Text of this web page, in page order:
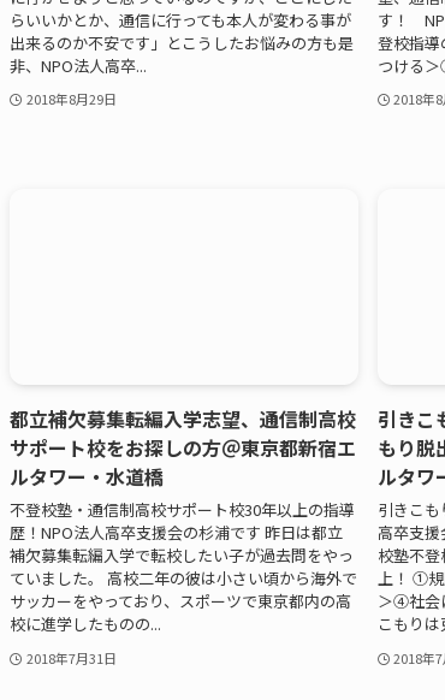
らいいかとか、通信に行っても本人が変わる事が
出来るのか不安です」とこうしたお悩みの方も是
非、NPO法人高卒...
2018年8月29日
す！
登校指
つける
2018年
都立補欠募集転編入学志望、通信制高校
サポート校をお探しの方＠東京都新宿エ
ルタワー・水道橋
不登校塾・通信制高校サポート校30年以上の指導
歴！NPO法人高卒支援会の杉浦です 昨日は都立
補欠募集転編入学で転校したい子が過去問をやっ
ていました。 高校二年の彼は小さい頃から海外で
サッカーをやっており、スポーツで東京都内の高
校に進学したものの...
2018年7月31日
引きこ
もり脱
ルタワ
引きこ
高卒支
校塾不
上！ ①
＞④社会
こもり
2018年